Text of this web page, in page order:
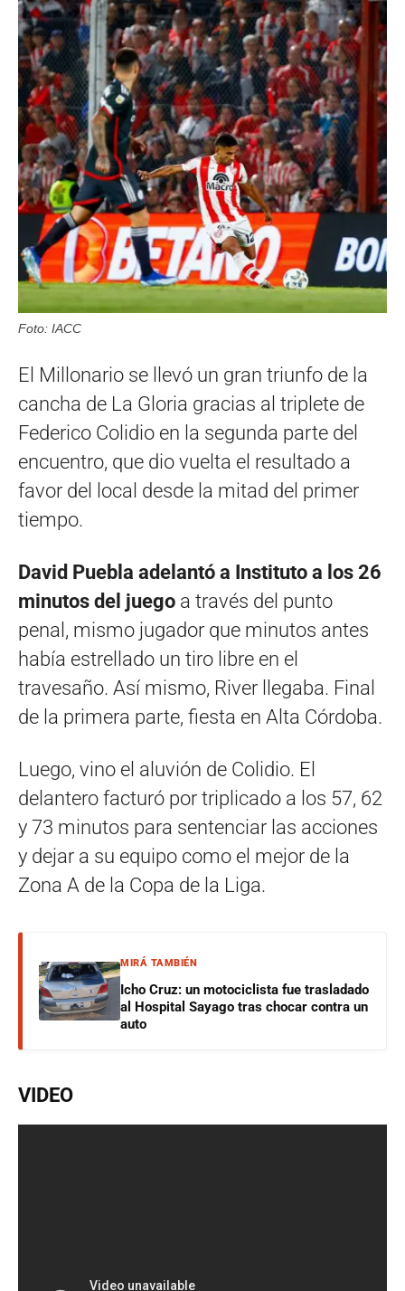
Foto: IACC
El Millonario se llevó un gran triunfo de la
cancha de La Gloria gracias al triplete de
Federico Colidio en la segunda parte del
encuentro, que dio vuelta el resultado a
favor del local desde la mitad del primer
tiempo.
David Puebla adelantó a Instituto a los 26
minutos del juego a través del punto
penal, mismo jugador que minutos antes
había estrellado un tiro libre en el
travesaño. Así mismo, River llegaba. Final
de la primera parte, fiesta en Alta Córdoba.
Luego, vino el aluvión de Colidio. El
delantero facturó por triplicado a los 57, 62
y 73 minutos para sentenciar las acciones
y dejar a su equipo como el mejor de la
Zona A de la Copa de la Liga.
MIRÁ TAMBIÉN
Icho Cruz: un motociclista fue trasladado
al Hospital Sayago tras chocar contra un
auto
VIDEO